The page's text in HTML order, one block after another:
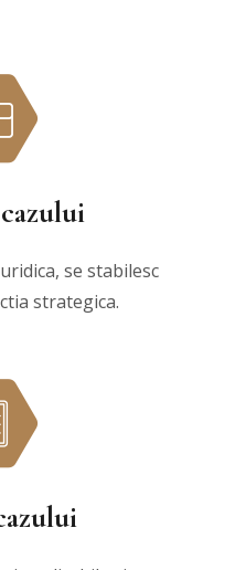
se stabilesc
strategica.